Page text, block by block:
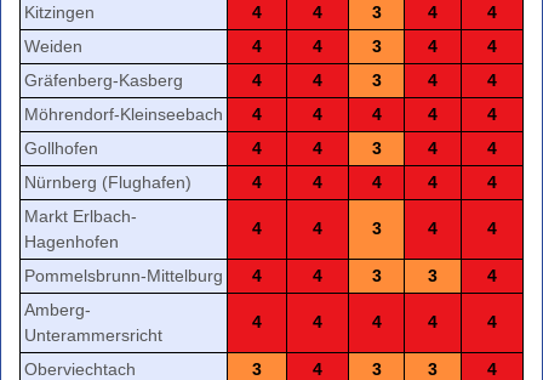
Kitzingen
4 4 3 4
4
Weiden
4 4 3 4
4
Gräfenberg-Kasberg
4 4 3 4
4
Möhrendorf-Kleinseebach
4 4 4 4
4
Gollhofen
4 4 3 4
4
Nürnberg (Flughafen)
4 4 4 4
4
Markt Erlbach-
Hagenhofen
4 4 3 4 4
Pommelsbrunn-Mittelburg 4 4 3 3
4
Amberg-
Unterammersricht
4 4 4 4 4
Oberviechtach 3 4 3 3
4